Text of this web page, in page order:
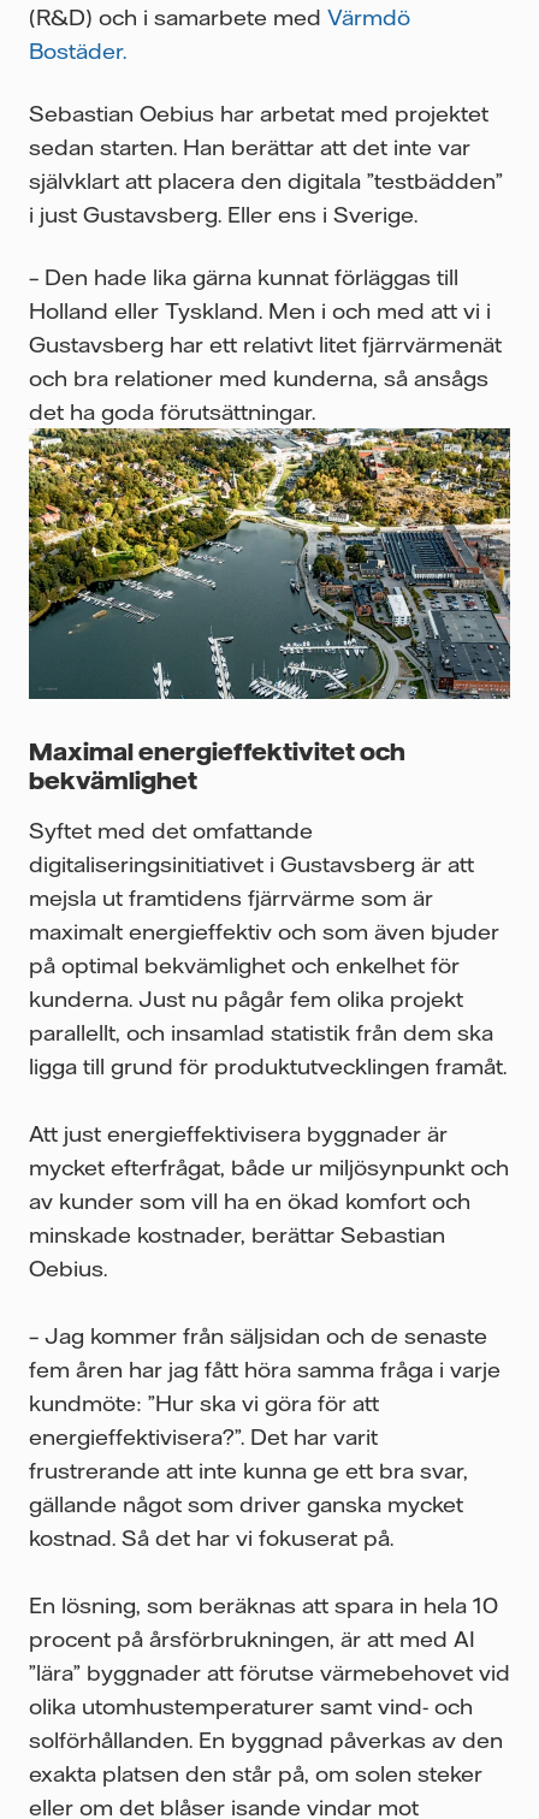
(R&D) och i samarbete med Värmdö
Bostäder.
Sebastian Oebius har arbetat med projektet
sedan starten. Han berättar att det inte var
självklart att placera den digitala ”testbädden”
i just Gustavsberg. Eller ens i Sverige.
– Den hade lika gärna kunnat förläggas till
Holland eller Tyskland. Men i och med att vi i
Gustavsberg har ett relativt litet fjärrvärmenät
och bra relationer med kunderna, så ansågs
det ha goda förutsättningar.
Maximal energieffektivitet och
bekvämlighet
Syftet med det omfattande
digitaliseringsinitiativet i Gustavsberg är att
mejsla ut framtidens fjärrvärme som är
maximalt energieffektiv och som även bjuder
på optimal bekvämlighet och enkelhet för
kunderna. Just nu pågår fem olika projekt
parallellt, och insamlad statistik från dem ska
ligga till grund för produktutvecklingen framåt.
Att just energieffektivisera byggnader är
mycket efterfrågat, både ur miljösynpunkt och
av kunder som vill ha en ökad komfort och
minskade kostnader, berättar Sebastian
Oebius.
– Jag kommer från säljsidan och de senaste
fem åren har jag fått höra samma fråga i varje
kundmöte: ”Hur ska vi göra för att
energieffektivisera?”. Det har varit
frustrerande att inte kunna ge ett bra svar,
gällande något som driver ganska mycket
kostnad. Så det har vi fokuserat på.
En lösning, som beräknas att spara in hela 10
procent på årsförbrukningen, är att med AI
”lära” byggnader att förutse värmebehovet vid
olika utomhustemperaturer samt vind- och
solförhållanden. En byggnad påverkas av den
exakta platsen den står på, om solen steker
eller om det blåser isande vindar mot